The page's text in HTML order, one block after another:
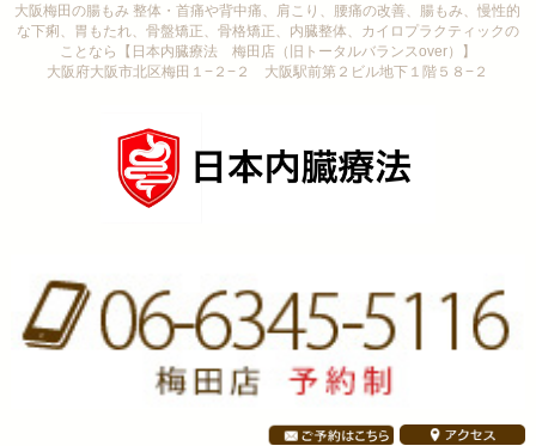
大阪梅田の腸もみ 整体・首痛や背中痛、肩こり、腰痛の改善、腸もみ、慢性的
な下痢、胃もたれ、骨盤矯正、骨格矯正、内臓整体、カイロプラクティックの
ことなら【日本内臓療法 梅田店（旧トータルバランスover）】
大阪府大阪市北区梅田１−２−２ 大阪駅前第２ビル地下１階５８−２